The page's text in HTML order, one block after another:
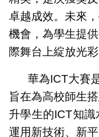
卓越成效。未來
機會，為學生提
際舞台上綻放光彩
華為ICT大賽
旨在為高校師生
升學生的ICT知
運用新技術、新